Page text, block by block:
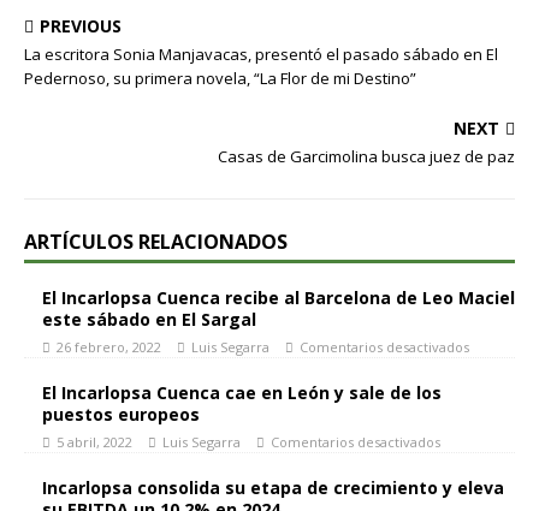
PREVIOUS
La escritora Sonia Manjavacas, presentó el pasado sábado en El
Pedernoso, su primera novela, “La Flor de mi Destino”
NEXT
Casas de Garcimolina busca juez de paz
ARTÍCULOS RELACIONADOS
El Incarlopsa Cuenca recibe al Barcelona de Leo Maciel
este sábado en El Sargal
26 febrero, 2022 Luis Segarra Comentarios desactivados
El Incarlopsa Cuenca cae en León y sale de los
puestos europeos
5 abril, 2022 Luis Segarra Comentarios desactivados
Incarlopsa consolida su etapa de crecimiento y eleva